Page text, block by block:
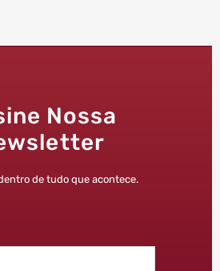
Nossa
de tudo que acontece.